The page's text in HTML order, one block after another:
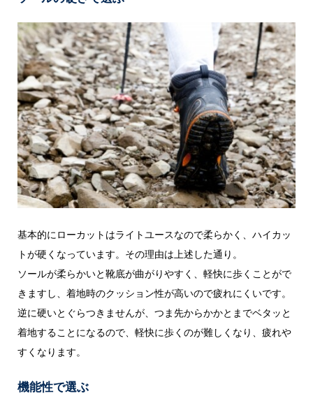
基本的にローカットはライトユースなので柔らかく、ハイカッ
トが硬くなっています。その理由は上述した通り。
ソールが柔らかいと靴底が曲がりやすく、軽快に歩くことがで
きますし、着地時のクッション性が高いので疲れにくいです。
逆に硬いとぐらつきませんが、つま先からかかとまでベタッと
着地することになるので、軽快に歩くのが難しくなり、疲れや
すくなります。
機能性で選ぶ